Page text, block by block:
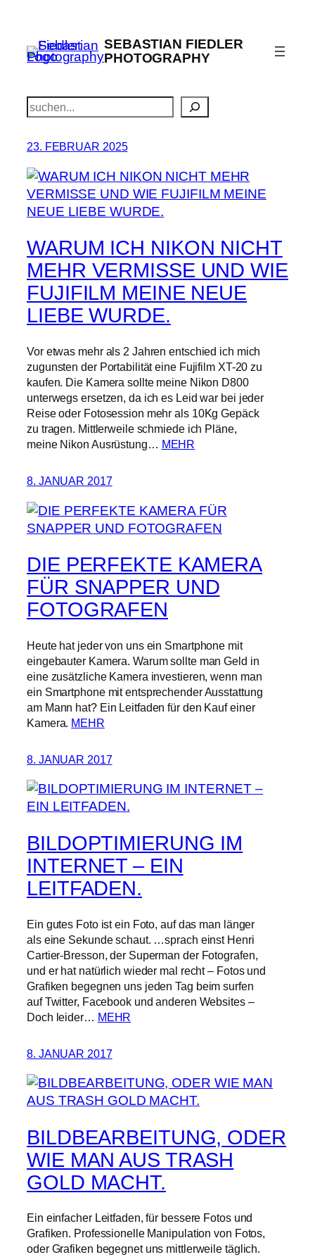
springen
SEBASTIAN FIEDLER
PHOTOGRAPHY
Suchen
23. FEBRUAR 2025
WARUM ICH NIKON NICHT
MEHR VERMISSE UND WIE
FUJIFILM MEINE NEUE
LIEBE WURDE.
Vor etwas mehr als 2 Jahren entschied ich mich
zugunsten der Portabilität eine Fujifilm XT-20 zu
kaufen. Die Kamera sollte meine Nikon D800
unterwegs ersetzen, da ich es Leid war bei jeder
Reise oder Fotosession mehr als 10Kg Gepäck
zu tragen. Mittlerweile schmiede ich Pläne,
meine Nikon Ausrüstung… MEHR
8. JANUAR 2017
DIE PERFEKTE KAMERA
FÜR SNAPPER UND
FOTOGRAFEN
Heute hat jeder von uns ein Smartphone mit
eingebauter Kamera. Warum sollte man Geld in
eine zusätzliche Kamera investieren, wenn man
ein Smartphone mit entsprechender Ausstattung
am Mann hat? Ein Leitfaden für den Kauf einer
Kamera. MEHR
8. JANUAR 2017
BILDOPTIMIERUNG IM
INTERNET – EIN
LEITFADEN.
Ein gutes Foto ist ein Foto, auf das man länger
als eine Sekunde schaut. …sprach einst Henri
Cartier-Bresson, der Superman der Fotografen,
und er hat natürlich wieder mal recht – Fotos und
Grafiken begegnen uns jeden Tag beim surfen
auf Twitter, Facebook und anderen Websites –
Doch leider… MEHR
8. JANUAR 2017
BILDBEARBEITUNG, ODER
WIE MAN AUS TRASH
GOLD MACHT.
Ein einfacher Leitfaden, für bessere Fotos und
Grafiken. Professionelle Manipulation von Fotos,
oder Grafiken begegnet uns mittlerweile täglich.